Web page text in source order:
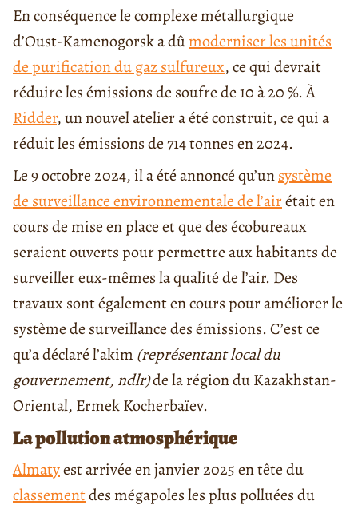
En conséquence le complexe métallurgique
d’Oust-Kamenogorsk a dûmoderniser les unités
de purification du gaz sulfureux, ce qui devrait
réduire les émissions de soufre de 10 à 20 %. À
Ridder, un nouvel atelier a été construit, ce qui a
réduit les émissions de 714 tonnes en 2024.
Le 9 octobre 2024, il a été annoncé qu’unsystème
de surveillance environnementale de l’airétait en
cours de mise en place et que des écobureaux
seraient ouverts pour permettre aux habitants de
surveiller eux-mêmes la qualité de l’air. Des
travaux sont également en cours pour améliorer le
système de surveillance des émissions. C’est ce
qu’a déclaré l’akim (représentant local du
gouvernement, ndlr)de la région du Kazakhstan-
Oriental, Ermek Kocherbaïev.
La pollution atmosphérique
Almatyest arrivée en janvier 2025 en tête du
classementdes mégapoles les plus polluées du